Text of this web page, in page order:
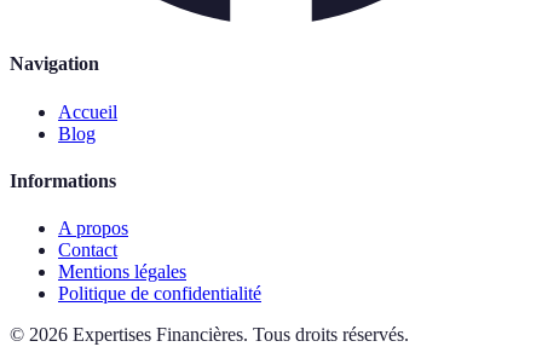
Navigation
Accueil
Blog
Informations
A propos
Contact
Mentions légales
Politique de confidentialité
© 2026 Expertises Financières. Tous droits réservés.